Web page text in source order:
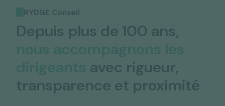
RYDGE Conseil
Depuis plus de 100 ans,
nous accompagnons les
dirigeants avec rigueur,
transparence et proximité